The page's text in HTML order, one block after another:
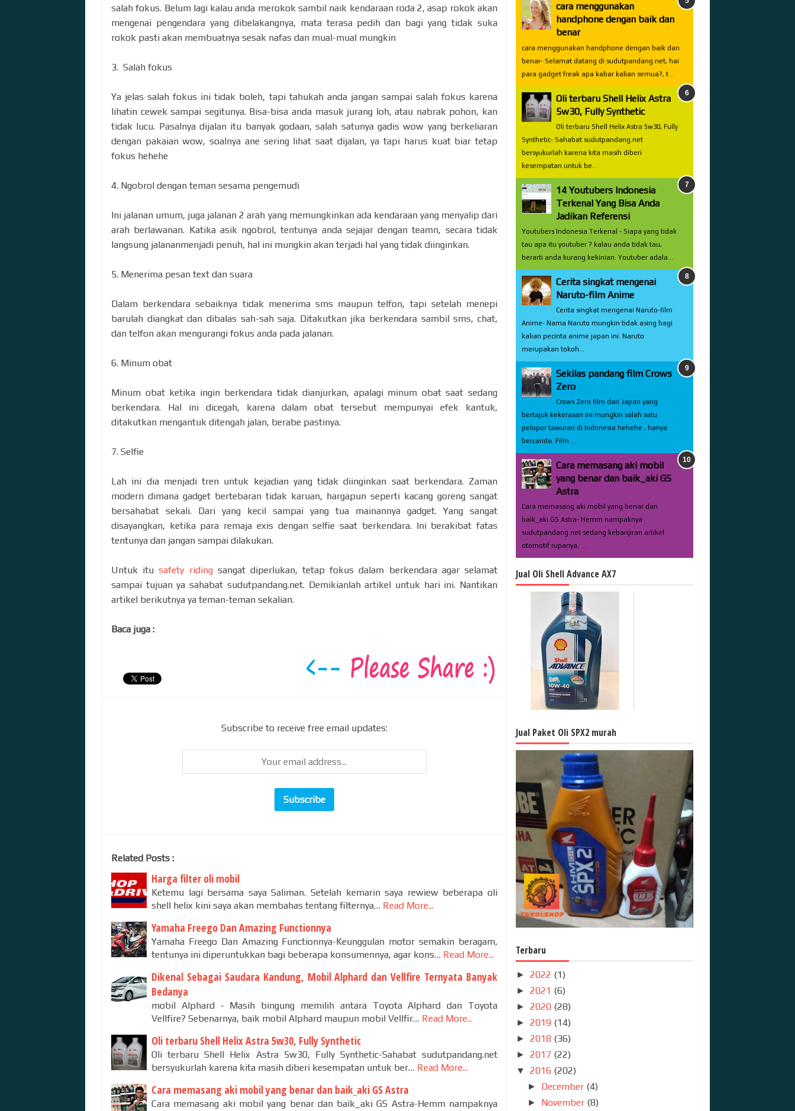
salah fokus. Belum lagi kalau anda merokok sambil naik kendaraan roda 2, asap rokok akan
mengenai pengendara yang dibelakangnya, mata terasa pedih dan bagi yang tidak suka
rokok pasti akan membuatnya sesak nafas dan mual-mual mungkin
3. Salah fokus
Ya jelas salah fokus ini tidak boleh, tapi tahukah anda jangan sampai salah fokus karena
lihatin cewek sampai segitunya. Bisa-bisa anda masuk jurang loh, atau nabrak pohon, kan
tidak lucu. Pasalnya dijalan itu banyak godaan, salah satunya gadis wow yang berkeliaran
dengan pakaian wow, soalnya ane sering lihat saat dijalan, ya tapi harus kuat biar tetap
fokus hehehe
4. Ngobrol dengan teman sesama pengemudi
Ini jalanan umum, juga jalanan 2 arah yang memungkinkan ada kendaraan yang menyalip dari
arah berlawanan. Katika asik ngobrol, tentunya anda sejajar dengan teamn, secara tidak
langsung jalananmenjadi penuh, hal ini mungkin akan terjadi hal yang tidak diinginkan.
5. Menerima pesan text dan suara
Dalam berkendara sebaiknya tidak menerima sms maupun telfon, tapi setelah menepi
barulah diangkat dan dibalas sah-sah saja. Ditakutkan jika berkendara sambil sms, chat,
dan telfon akan mengurangi fokus anda pada jalanan.
6. Minum obat
Minum obat ketika ingin berkendara tidak dianjurkan, apalagi minum obat saat sedang
berkendara. Hal ini dicegah, karena dalam obat tersebut mempunyai efek kantuk,
ditakutkan mengantuk ditengah jalan, berabe pastinya.
7. Selfie
Lah ini dia menjadi tren untuk kejadian yang tidak diinginkan saat berkendara. Zaman
modern dimana gadget bertebaran tidak karuan, hargapun seperti kacang goreng sangat
bersahabat sekali. Dari yang kecil sampai yang tua mainannya gadget. Yang sangat
disayangkan, ketika para remaja exis dengan selfie saat berkendara. Ini berakibat fatas
tentunya dan jangan sampai dilakukan.
Untuk itusafety ridingsangat diperlukan, tetap fokus dalam berkendara agar selamat
sampai tujuan ya sahabat sudutpandang.net. Demikianlah artikel untuk hari ini. Nantikan
artikel berikutnya ya teman-teman sekalian.
Baca juga :
Subscribe to receive free email updates:
Related Posts :
Harga filter oli mobil
Ketemu lagi bersama saya Saliman. Setelah kemarin saya rewiew beberapa oli
shell helix kini saya akan membahas tentang filternya… Read More...
Yamaha Freego Dan Amazing Functionnya
Yamaha Freego Dan Amazing Functionnya-Keunggulan motor semakin beragam,
tentunya ini diperuntukkan bagi beberapa konsumennya, agar kons… Read More...
Dikenal Sebagai Saudara Kandung, Mobil Alphard dan Vellfire Ternyata Banyak
Bedanya
mobil Alphard - Masih bingung memilih antara Toyota Alphard dan Toyota
Vellfire? Sebenarnya, baik mobil Alphard maupun mobil Vellfir… Read More...
Oli terbaru Shell Helix Astra 5w30, Fully Synthetic
Oli terbaru Shell Helix Astra 5w30, Fully Synthetic-Sahabat sudutpandang.net
bersyukurlah karena kita masih diberi kesempatan untuk ber… Read More...
Cara memasang aki mobil yang benar dan baik_aki GS Astra
Cara memasang aki mobil yang benar dan baik_aki GS Astra-Hemm nampaknya
cara menggunakan
handphone dengan baik dan
benar
cara menggunakan handphone dengan baik dan
benar- Selamat datang di sudutpandang.net, hai
para gadget freak apa kabar kalian semua?, t...
Oli terbaru Shell Helix Astra
5w30, Fully Synthetic
Oli terbaru Shell Helix Astra 5w30, Fully
Synthetic- Sahabat sudutpandang.net
bersyukurlah karena kita masih diberi
kesempatan untuk be...
14 Youtubers Indonesia
Terkenal Yang Bisa Anda
Jadikan Referensi
Youtubers Indonesia Terkenal - Siapa yang tidak
tau apa itu youtuber ? kalau anda tidak tau,
berarti anda kurang kekinian. Youtuber adala...
Cerita singkat mengenai
Naruto-film Anime
Cerita singkat mengenai Naruto-film
Anime- Nama Naruto mungkin tidak asing bagi
kalian pecinta anime japan ini. Naruto
merupakan tokoh...
Sekilas pandang film Crows
Zero
Crows Zero film dari Japan yang
bertajuk kekerasan ini mungkin salah satu
pelopor tawuran di Indonesia hehehe , hanya
bercanda. Film ...
Cara memasang aki mobil
yang benar dan baik_aki GS
Astra
Cara memasang aki mobil yang benar dan
baik_aki GS Astra- Hemm nampaknya
sudutpandang.net sedang kebanjiran artikel
otomotif rupanya, ...
Jual Oli Shell Advance AX7
Jual Paket Oli SPX2 murah
Terbaru
► 2022 (1)
► 2021 (6)
► 2020 (28)
► 2019 (14)
► 2018 (36)
► 2017 (22)
▼ 2016 (202)
► December (4)
► November (8)